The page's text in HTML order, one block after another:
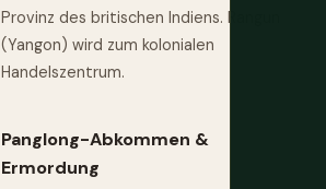
Provinz des britischen Indiens. Rangun
(Yangon) wird zum kolonialen
Handelszentrum.
Panglong-Abkommen &
Ermordung